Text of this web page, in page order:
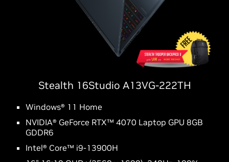
Stealth 16Studio A13VG-222TH
Windows® 11 Home
NVIDIA® GeForce RTX™ 4070 Laptop GPU 8GB
GDDR6
Intel® Core™ i9-13900H